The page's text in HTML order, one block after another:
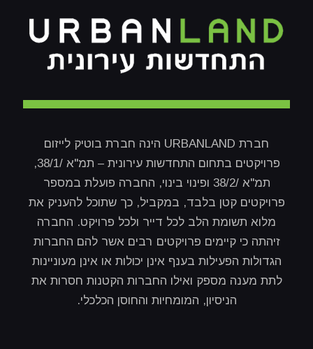
חברת URBANLAND הינה חברת בוטיק לייזום
פרויקטים בתחום התחדשות עירונית – תמ"א /38/1,
תמ"א /38/2 ופינוי בינוי, החברה פועלת במספר
פרויקטים קטן בלבד, במקביל, כך שתוכל להעניק את
מלוא תשומת הלב לכל דייר ולכל פרויקט. החברה
זיהתה כי קיימים פרויקטים רבים אשר להם החברות
הגדולות הפעילות בענף אינן יכולות או אינן מעוניינות
לתת מענה מספק ואילו החברות הקטנות חסרות את
הניסיון, המומחיות והחוסן הכלכלי.